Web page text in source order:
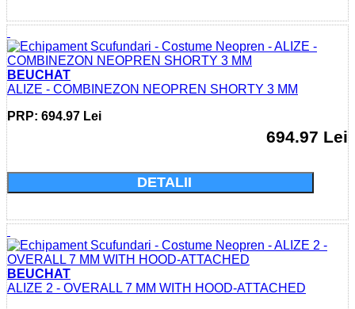
BEUCHAT
ALIZE - COMBINEZON NEOPREN SHORTY 3 MM
PRP: 694.97 Lei
694.97 Lei
DETALII
BEUCHAT
ALIZE 2 - OVERALL 7 MM WITH HOOD-ATTACHED